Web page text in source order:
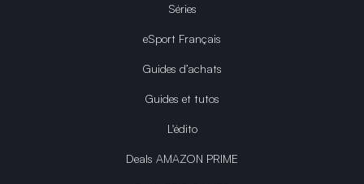
Séries
eSport Français
Guides d’achats
Guides et tutos
L'édito
Deals AMAZON PRIME